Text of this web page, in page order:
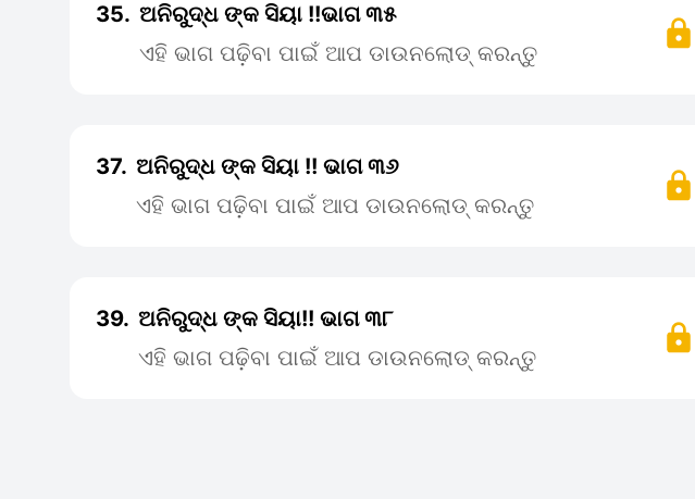
35. ଅନିରୁଦ୍ଧ ଙ୍କ ସିୟା !!ଭାଗ ୩୫
ଏହି ଭାଗ ପଢ଼ିବା ପାଇଁ ଆପ ଡାଉନଲୋଡ୍ କରନ୍ତୁ
37. ଅନିରୁଦ୍ଧ ଙ୍କ ସିୟା !! ଭାଗ ୩୬
ଏହି ଭାଗ ପଢ଼ିବା ପାଇଁ ଆପ ଡାଉନଲୋଡ୍ କରନ୍ତୁ
39. ଅନିରୁଦ୍ଧ ଙ୍କ ସିୟା!! ଭାଗ ୩୮
ଏହି ଭାଗ ପଢ଼ିବା ପାଇଁ ଆପ ଡାଉନଲୋଡ୍ କରନ୍ତୁ